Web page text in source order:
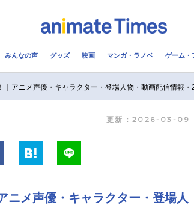
2.5次元
アニメ映画一覧
男性声優/女性声優一覧
今期ア
夏アニメ
みんなの声 グッズ 映画 マンガ・ラノベ ゲーム・
｜アニメ声優・キャラクター・登場人物・動画配信情報
更新：2026-03-09
ニメ声優・キャラクター・登場人